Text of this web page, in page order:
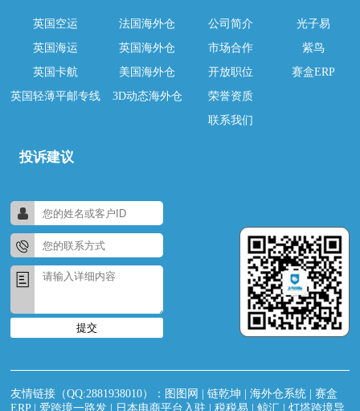
英国空运
英国海运
英国卡航
英国轻薄平邮专线
法国海外仓
英国海外仓
美国海外仓
3D动态海外仓
公司简介
市场合作
开放职位
荣誉资质
联系我们
光子易
紫鸟
赛盒ERP
投诉建议
提交
友情链接（QQ:2881938010）： 图图网 |链乾坤 |海外仓系统 |赛盒
ERP| 爱跨境一路发 日本电商平台入驻 |税税易 |鲸汇 |灯塔跨境导